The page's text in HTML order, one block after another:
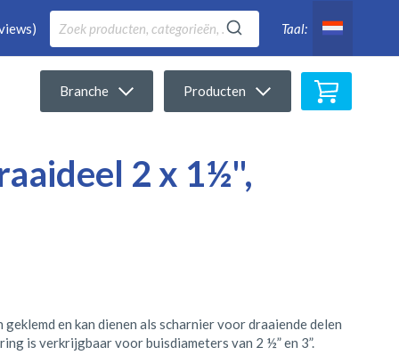
Taal:
Branche Producten
2 x 1½",
en kan dienen als scharnier voor draaiende delen
is verkrijgbaar voor buisdiameters van 2 ½” en 3”.